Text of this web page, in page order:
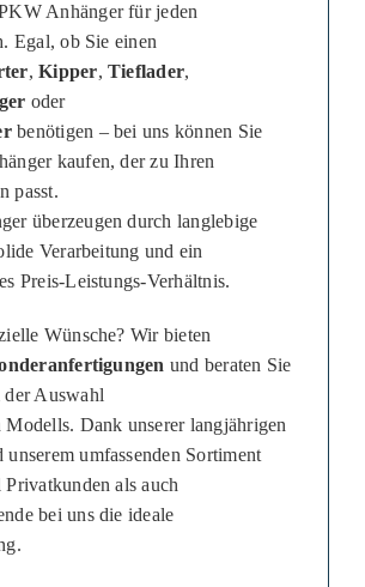
Anhänger für jeden
Egal, ob Sie einen
,Kipper,Tieflader,
oder
benötigen – bei uns können Sie
kaufen, der zu Ihren
passt.
überzeugen durch langlebige
Verarbeitung und ein
Preis-Leistungs-Verhältnis.
Wünsche? Wir bieten
und beraten Sie
der Auswahl
Modells. Dank unserer langjährigen
umfassenden Sortiment
als auch
bei uns die ideale